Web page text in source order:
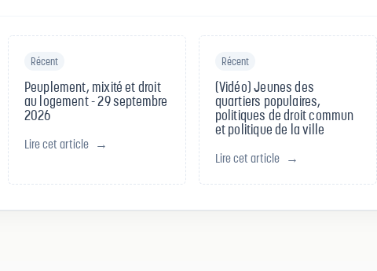
Récent
Peuplement, mixité et droit
au logement - 29 septembre
2026
Lire cet article →
Récent
(Vidéo) Jeunes des
quartiers populaires,
politiques de droit commun
et politique de la ville
Lire cet article →